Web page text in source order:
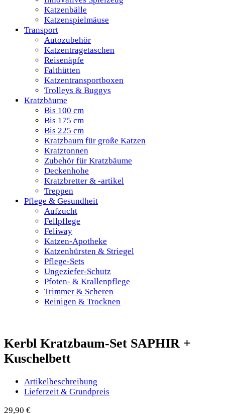
Katzenbälle
Katzenspielmäuse
Transport
Autozubehör
Katzentragetaschen
Reisenäpfe
Falthütten
Katzentransportboxen
Trolleys & Buggys
Kratzbäume
Bis 100 cm
Bis 175 cm
Bis 225 cm
Kratzbaum für große Katzen
Kratztonnen
Zubehör für Kratzbäume
Deckenhohe
Kratzbretter & -artikel
Treppen
Pflege & Gesundheit
Aufzucht
Fellpflege
Feliway
Katzen-Apotheke
Katzenbürsten & Striegel
Pflege-Sets
Ungeziefer-Schutz
Pfoten- & Krallenpflege
Trimmer & Scheren
Reinigen & Trocknen
Kerbl Kratzbaum-Set SAPHIR +
Kuschelbett
Artikelbeschreibung
Lieferzeit & Grundpreis
29,90 €